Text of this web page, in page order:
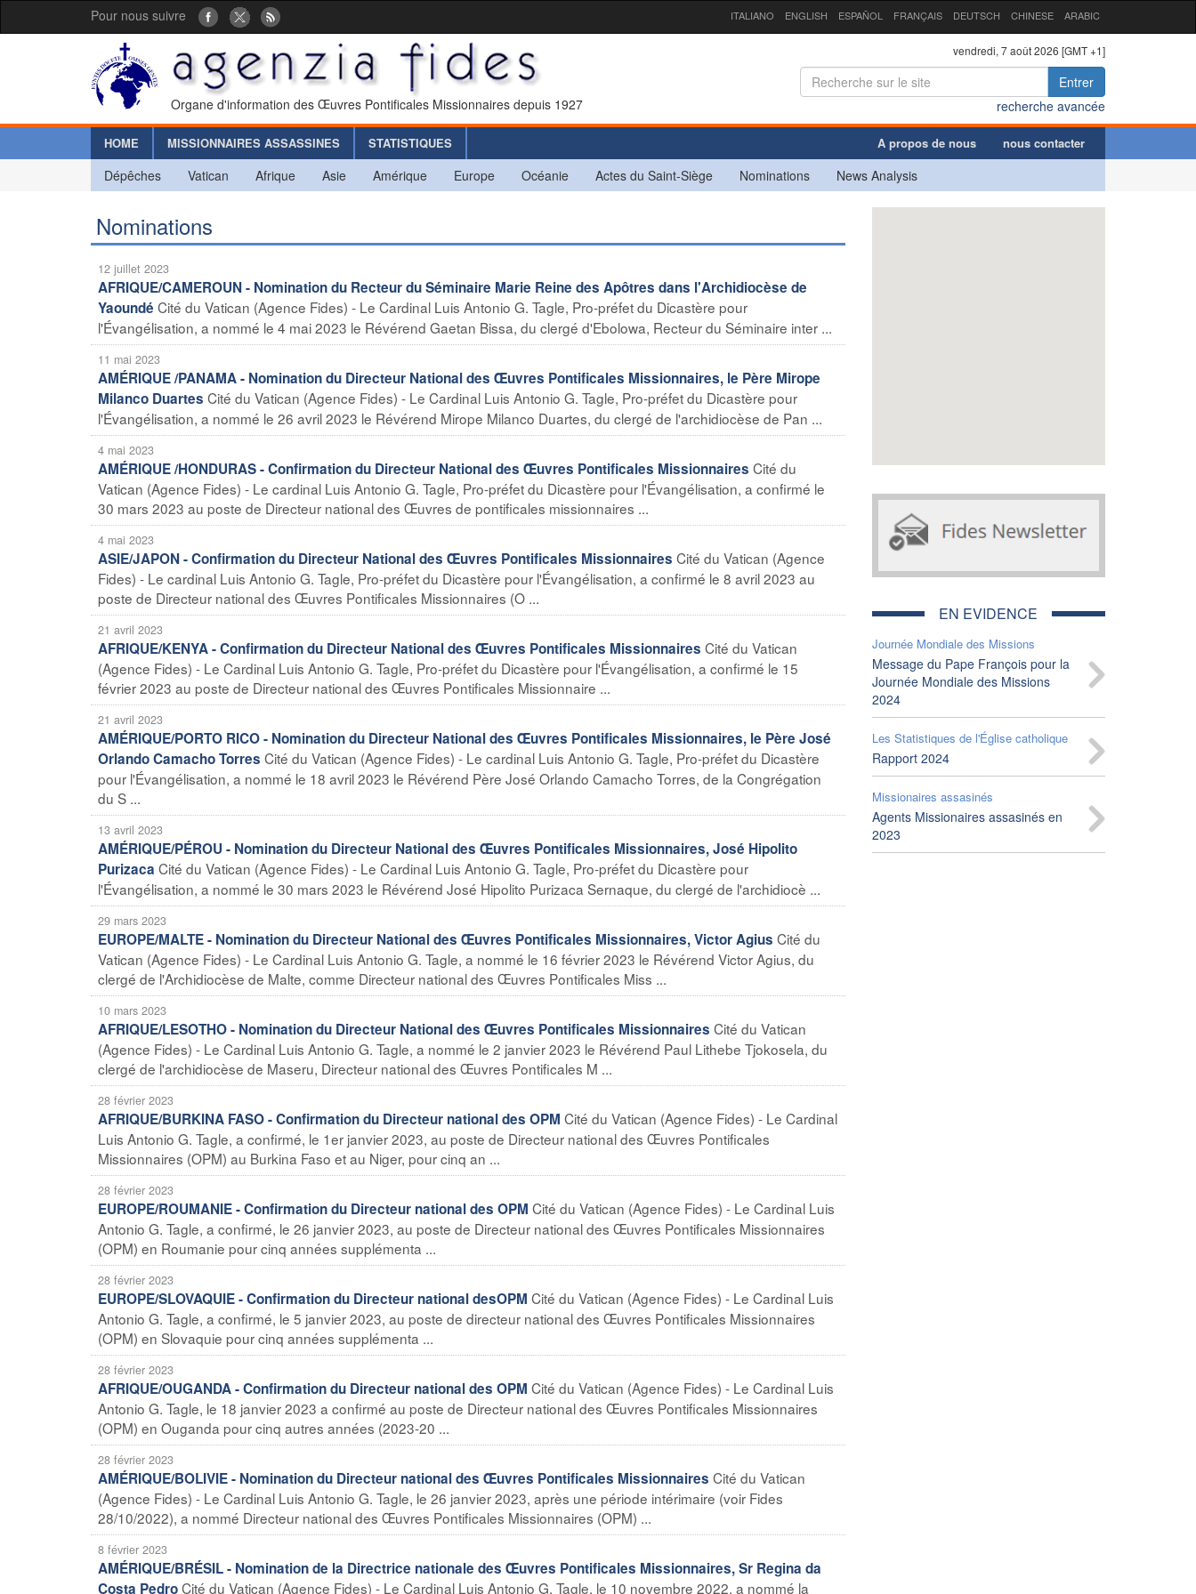
Pour nous suivre ITALIANO ENGLISH ESPAÑOL FRANÇAIS DEUTSCH CHINESE ARABIC
Organe d'information des Œuvres Pontificales Missionnaires depuis 1927
vendredi, 7 août 2026 [GMT +1]
Entrer
recherche avancée
HOME MISSIONNAIRES ASSASSINES STATISTIQUES A propos de nous nous contacter
Dépêches Vatican Afrique Asie Amérique Europe Océanie Actes du Saint-Siège Nominations News Analysis
Nominations
12 juillet 2023
AFRIQUE/CAMEROUN - Nomination du Recteur du Séminaire Marie Reine des Apôtres dans l'Archidiocèse de
Yaoundé Cité du Vatican (Agence Fides) - Le Cardinal Luis Antonio G. Tagle, Pro-préfet du Dicastère pour
l'Évangélisation, a nommé le 4 mai 2023 le Révérend Gaetan Bissa, du clergé d'Ebolowa, Recteur du Séminaire inter ...
11 mai 2023
AMÉRIQUE /PANAMA - Nomination du Directeur National des Œuvres Pontificales Missionnaires, le Père Mirope
Milanco Duartes Cité du Vatican (Agence Fides) - Le Cardinal Luis Antonio G. Tagle, Pro-préfet du Dicastère pour
l'Évangélisation, a nommé le 26 avril 2023 le Révérend Mirope Milanco Duartes, du clergé de l'archidiocèse de Pan ...
4 mai 2023
AMÉRIQUE /HONDURAS - Confirmation du Directeur National des Œuvres Pontificales Missionnaires Cité du
Vatican (Agence Fides) - Le cardinal Luis Antonio G. Tagle, Pro-préfet du Dicastère pour l'Évangélisation, a confirmé le
30 mars 2023 au poste de Directeur national des Œuvres de pontificales missionnaires ...
4 mai 2023
ASIE/JAPON - Confirmation du Directeur National des Œuvres Pontificales Missionnaires Cité du Vatican (Agence
Fides) - Le cardinal Luis Antonio G. Tagle, Pro-préfet du Dicastère pour l'Évangélisation, a confirmé le 8 avril 2023 au
poste de Directeur national des Œuvres Pontificales Missionnaires (O ...
21 avril 2023
AFRIQUE/KENYA - Confirmation du Directeur National des Œuvres Pontificales Missionnaires Cité du Vatican
(Agence Fides) - Le Cardinal Luis Antonio G. Tagle, Pro-préfet du Dicastère pour l'Évangélisation, a confirmé le 15
février 2023 au poste de Directeur national des Œuvres Pontificales Missionnaire ...
21 avril 2023
AMÉRIQUE/PORTO RICO - Nomination du Directeur National des Œuvres Pontificales Missionnaires, le Père José
Orlando Camacho Torres Cité du Vatican (Agence Fides) - Le cardinal Luis Antonio G. Tagle, Pro-préfet du Dicastère
pour l'Évangélisation, a nommé le 18 avril 2023 le Révérend Père José Orlando Camacho Torres, de la Congrégation
du S ...
13 avril 2023
AMÉRIQUE/PÉROU - Nomination du Directeur National des Œuvres Pontificales Missionnaires, José Hipolito
Purizaca Cité du Vatican (Agence Fides) - Le Cardinal Luis Antonio G. Tagle, Pro-préfet du Dicastère pour
l'Évangélisation, a nommé le 30 mars 2023 le Révérend José Hipolito Purizaca Sernaque, du clergé de l'archidiocè ...
29 mars 2023
EUROPE/MALTE - Nomination du Directeur National des Œuvres Pontificales Missionnaires, Victor Agius Cité du
Vatican (Agence Fides) - Le Cardinal Luis Antonio G. Tagle, a nommé le 16 février 2023 le Révérend Victor Agius, du
clergé de l'Archidiocèse de Malte, comme Directeur national des Œuvres Pontificales Miss ...
10 mars 2023
AFRIQUE/LESOTHO - Nomination du Directeur National des Œuvres Pontificales Missionnaires Cité du Vatican
(Agence Fides) - Le Cardinal Luis Antonio G. Tagle, a nommé le 2 janvier 2023 le Révérend Paul Lithebe Tjokosela, du
clergé de l'archidiocèse de Maseru, Directeur national des Œuvres Pontificales M ...
28 février 2023
AFRIQUE/BURKINA FASO - Confirmation du Directeur national des OPM Cité du Vatican (Agence Fides) - Le Cardinal
Luis Antonio G. Tagle, a confirmé, le 1er janvier 2023, au poste de Directeur national des Œuvres Pontificales
Missionnaires (OPM) au Burkina Faso et au Niger, pour cinq an ...
28 février 2023
EUROPE/ROUMANIE - Confirmation du Directeur national des OPM Cité du Vatican (Agence Fides) - Le Cardinal Luis
Antonio G. Tagle, a confirmé, le 26 janvier 2023, au poste de Directeur national des Œuvres Pontificales Missionnaires
(OPM) en Roumanie pour cinq années supplémenta ...
28 février 2023
EUROPE/SLOVAQUIE - Confirmation du Directeur national desOPM Cité du Vatican (Agence Fides) - Le Cardinal Luis
Antonio G. Tagle, a confirmé, le 5 janvier 2023, au poste de directeur national des Œuvres Pontificales Missionnaires
(OPM) en Slovaquie pour cinq années supplémenta ...
28 février 2023
AFRIQUE/OUGANDA - Confirmation du Directeur national des OPM Cité du Vatican (Agence Fides) - Le Cardinal Luis
Antonio G. Tagle, le 18 janvier 2023 a confirmé au poste de Directeur national des Œuvres Pontificales Missionnaires
(OPM) en Ouganda pour cinq autres années (2023-20 ...
28 février 2023
AMÉRIQUE/BOLIVIE - Nomination du Directeur national des Œuvres Pontificales Missionnaires Cité du Vatican
(Agence Fides) - Le Cardinal Luis Antonio G. Tagle, le 26 janvier 2023, après une période intérimaire (voir Fides
28/10/2022), a nommé Directeur national des Œuvres Pontificales Missionnaires (OPM) ...
8 février 2023
AMÉRIQUE/BRÉSIL - Nomination de la Directrice nationale des Œuvres Pontificales Missionnaires, Sr Regina da
Costa PedroCité du Vatican (Agence Fides) - Le Cardinal Luis Antonio G. Tagle, le 10 novembre 2022, a nommé la
EN EVIDENCE
Journée Mondiale des Missions
Message du Pape François pour la
Journée Mondiale des Missions
2024
Les Statistiques de l'Église catholique
Rapport 2024
Missionaires assasinés
Agents Missionaires assasinés en
2023